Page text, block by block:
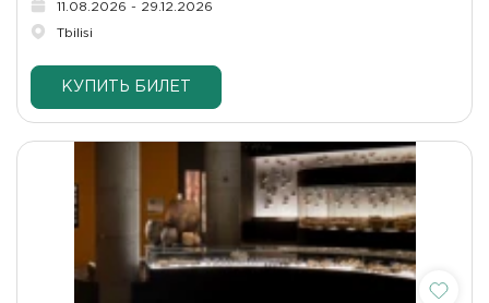
11.08.2026 - 29.12.2026
Tbilisi
КУПИТЬ БИЛЕТ